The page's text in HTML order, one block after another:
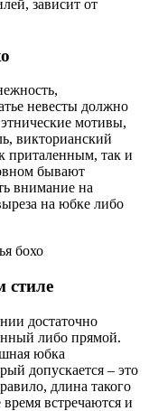
зависит от
невесты должно
мотивы,
викторианский
приталенным, так и
бывают
внимание на
на юбке либо
бохо
стиле
достаточно
либо прямой.
юбка
допускается – это
длина такого
время встречаются и